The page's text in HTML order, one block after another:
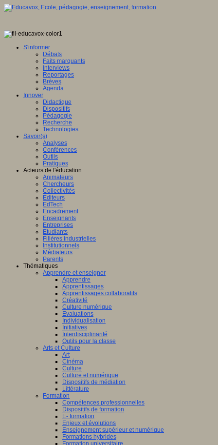
S'informer
Débats
Faits marquants
Interviews
Reportages
Brèves
Agenda
Innover
Didactique
Dispositifs
Pédagogie
Recherche
Technologies
Savoir(s)
Analyses
Conférences
Outils
Pratiques
Acteurs de l'éducation
Animateurs
Chercheurs
Collectivités
Editeurs
EdTech
Encadrement
Enseignants
Entreprises
Etudiants
Filières industrielles
Institutionnels
Médiateurs
Parents
Thématiques
Apprendre et enseigner
Apprendre
Apprentissages
Apprentissages collaboratifs
Créativité
Culture numérique
Evaluations
Individualisation
Initiatives
Interdisciplinarité
Outils pour la classe
Arts et Culture
Art
Cinéma
Culture
Culture et numérique
Dispositifs de médiation
Littérature
Formation
Compétences professionnelles
Dispositifs de formation
E- formation
Enjeux et évolutions
Enseignement supérieur et numérique
Formations hybrides
Formation universitaire